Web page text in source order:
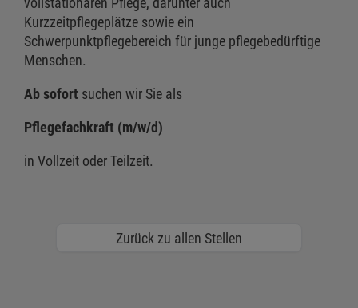
Kurzzeitpflegeplätze sowie ein
Schwerpunktpflegebereich für junge pflegebedürftige
Menschen.
Ab sofort suchen wir Sie als
Pflegefachkraft (m/w/d)
in Vollzeit oder Teilzeit.
Zurück zu allen Stellen